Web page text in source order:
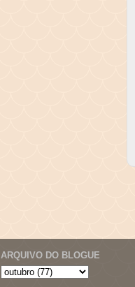
ARQUIVO DO BLOGUE